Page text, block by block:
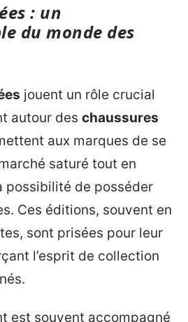
: un
du monde des
jouent un rôle crucial
autour des chaussures
aux marques de se
saturé tout en
possibilité de posséder
Ces éditions, souvent en
sont prisées pour leur
l’esprit de collection
est souvent accompagné